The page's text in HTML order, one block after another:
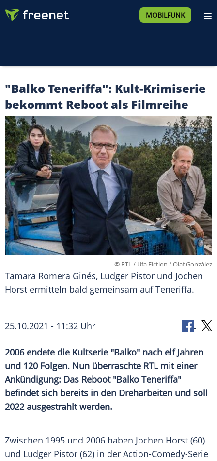
MOBILFUNK
"Balko Teneriffa": Kult-Krimiserie
bekommt Reboot als Filmreihe
© RTL / Ufa Fiction / Olaf González
Tamara Romera Ginés, Ludger Pistor und Jochen
Horst ermitteln bald gemeinsam auf Teneriffa.
25.10.2021 - 11:32 Uhr
2006 endete die Kultserie "Balko" nach elf Jahren
und 120 Folgen. Nun überraschte RTLmit einer
Ankündigung: Das Reboot"Balko Teneriffa"
befindet sich bereits in den Dreharbeiten und soll
2022 ausgestrahlt werden.
Zwischen 1995 und 2006 haben Jochen Horst (60)
und Ludger Pistor (62) in der Action-Comedy-Serie